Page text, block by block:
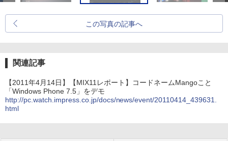
この写真の記事へ
関連記事
【2011年4月14日】【MIX11レポート】コードネームMangoこと
「Windows Phone 7.5」をデモ
http://pc.watch.impress.co.jp/docs/news/event/20110414_439631.
html